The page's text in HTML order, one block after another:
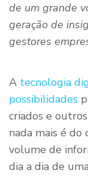
de um grande
geração de
gestores
A tecnologia
possibilidades
criados e
nada mais é
volume de
dia a dia de